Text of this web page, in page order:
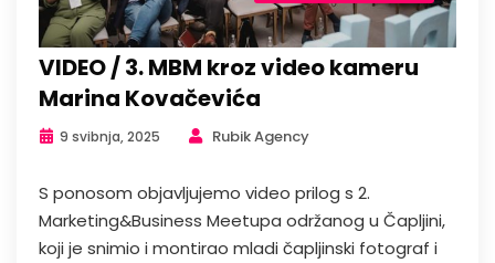
VIDEO / 3. MBM kroz video kameru
Marina Kovačevića
9 svibnja, 2025 Rubik Agency
S ponosom objavljujemo video prilog s 2.
Marketing&Business Meetupa održanog u Čapljini,
koji je snimio i montirao mladi čapljinski fotograf i